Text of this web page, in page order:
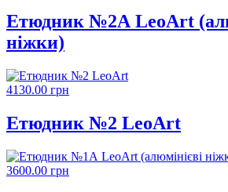
Етюдник №2А LeoArt
ніжки)
4130.00 грн
Етюдник №2 LeoArt
3600.00 грн